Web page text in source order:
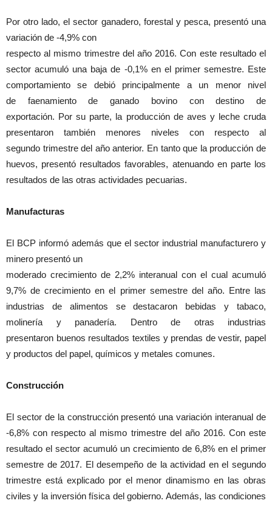
Por otro lado, el sector ganadero, forestal y pesca, presentó una
variación de -4,9% con
respecto al mismo trimestre del año 2016. Con este resultado el
sector acumuló una baja de -0,1% en el primer semestre. Este
comportamiento se debió principalmente a un menor nivel
de faenamiento de ganado bovino con destino de
exportación. Por su parte, la producción de aves y leche cruda
presentaron también menores niveles con respecto al
segundo trimestre del año anterior. En tanto que la producción de
huevos, presentó resultados favorables, atenuando en parte los
resultados de las otras actividades pecuarias.
Manufacturas
El BCP informó además que el sector industrial manufacturero y
minero presentó un
moderado crecimiento de 2,2% interanual con el cual acumuló
9,7% de crecimiento en el primer semestre del año. Entre las
industrias de alimentos se destacaron bebidas y tabaco,
molinería y panadería. Dentro de otras industrias
presentaron buenos resultados textiles y prendas de vestir, papel
y productos del papel, químicos y metales comunes.
Construcción
El sector de la construcción presentó una variación interanual de
-6,8% con respecto al mismo trimestre del año 2016. Con este
resultado el sector acumuló un crecimiento de 6,8% en el primer
semestre de 2017. El desempeño de la actividad en el segundo
trimestre está explicado por el menor dinamismo en las obras
civiles y la inversión física del gobierno. Además, las condiciones